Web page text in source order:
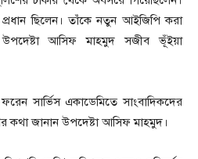
ছিলেন। তাঁকে নতুন আইজিপি করা
উপদেষ্টা আসিফ মাহমুদ সজীব ভূঁইয়া
সার্ভিস একাডেমিতে সাংবাদিকদের
কথা জানান উপদেষ্টা আসিফ মাহমুদ।